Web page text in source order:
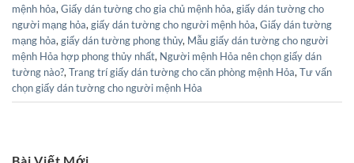
mệnh hỏa, Giấy dán tường cho gia chủ mệnh hỏa, giấy dán tường cho
người mạng hỏa, giấy dán tường cho người mệnh hỏa, Giấy dán tường
mạng hỏa, giấy dán tường phong thủy, Mẫu giấy dán tường cho người
mệnh Hỏa hợp phong thủy nhất, Người mệnh Hỏa nên chọn giấy dán
tường nào?, Trang trí giấy dán tường cho căn phòng mệnh Hỏa, Tư vấn
chọn giấy dán tường cho người mệnh Hỏa